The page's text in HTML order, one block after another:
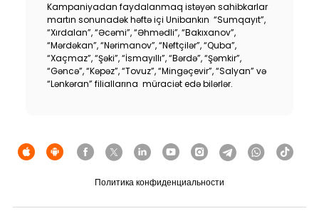
Kampaniyadan faydalanmaq istəyən sahibkarlar
martın sonunadək həftə içi Unibankın “Sumqayıt”,
“Xırdalan”, “Əcəmi”, “Əhmədli”, “Bakıxanov”,
“Mərdəkan”, “Nərimanov”, “Neftçilər”, “Quba”,
“Xaçmaz”, “Şəki”, “İsmayıllı”, “Bərdə”, “Şəmkir”,
“Gəncə”, “Kəpəz”, “Tovuz”, “Mingəçevir”, “Salyan” və
“Lənkəran” filiallarına müraciət edə bilərlər.
Политика конфиденциальности